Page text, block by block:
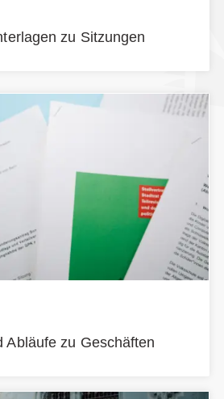
zu Sitzungen
Abläufe zu Geschäften